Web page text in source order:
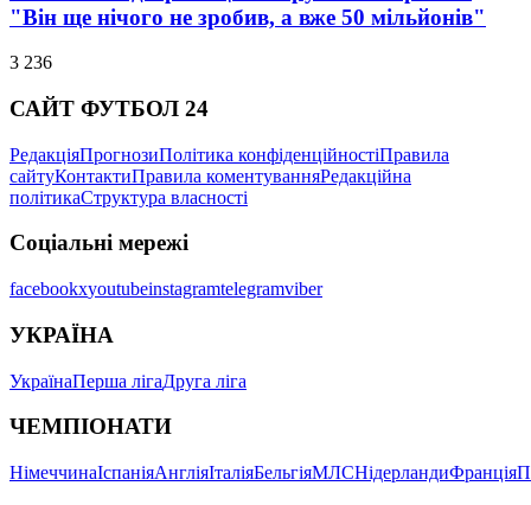
"Він ще нічого не зробив, а вже 50 мільйонів"
3 236
САЙТ ФУТБОЛ 24
РедакціяПрогнозиПолітика конфіденційностіПравила
сайтуКонтактиПравила коментуванняРедакційна
політикаСтруктура власності
Соціальні мережі
facebookxyoutubeinstagramtelegramviber
УКРАЇНА
УкраїнаПерша лігаДруга ліга
ЧЕМПІОНАТИ
НімеччинаІспаніяАнгліяІталіяБельгіяМЛСНідерландиФранція